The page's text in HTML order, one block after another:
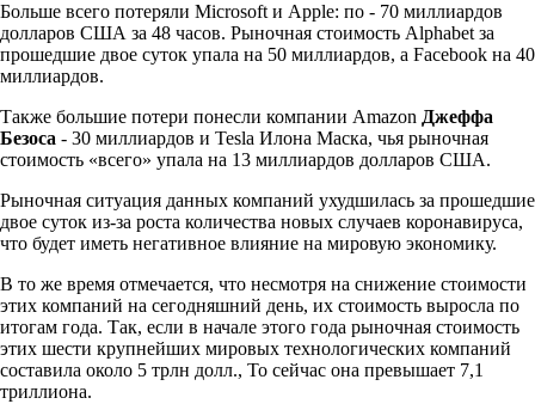
Больше всего потеряли Microsoft и Apple: по - 70 миллиардов
долларов США за 48 часов. Рыночная стоимость Alphabet за
прошедшие двое суток упала на 50 миллиардов, а Facebook на 40
миллиардов.
Также большие потери понесли компании Amazon Джеффа
Безоса - 30 миллиардов и Tesla Илона Маска, чья рыночная
стоимость «всего» упала на 13 миллиардов долларов США.
Рыночная ситуация данных компаний ухудшилась за прошедшие
двое суток из-за роста количества новых случаев коронавируса,
что будет иметь негативное влияние на мировую экономику.
В то же время отмечается, что несмотря на снижение стоимости
этих компаний на сегодняшний день, их стоимость выросла по
итогам года. Так, если в начале этого года рыночная стоимость
этих шести крупнейших мировых технологических компаний
составила около 5 трлн долл., То сейчас она превышает 7,1
триллиона.